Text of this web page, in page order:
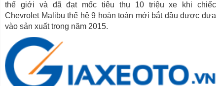
thế giới và đã đạt mốc tiêu thụ 10 triệu xe khi chiếc
Chevrolet Malibu thế hệ 9 hoàn toàn mới bắt đầu được đưa
vào sản xuất trong năm 2015.